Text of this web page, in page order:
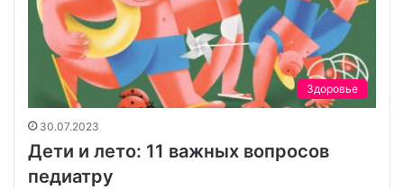
Здоровье
30.07.2023
Дети и лето: 11 важных вопросов
педиатру